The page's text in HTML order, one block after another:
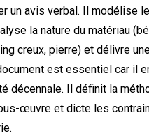
un avis verbal. Il modélise
la nature du matériau
creux, pierre) et délivre
est essentiel car il
décennale. Il définit la
œuvre et dicte les